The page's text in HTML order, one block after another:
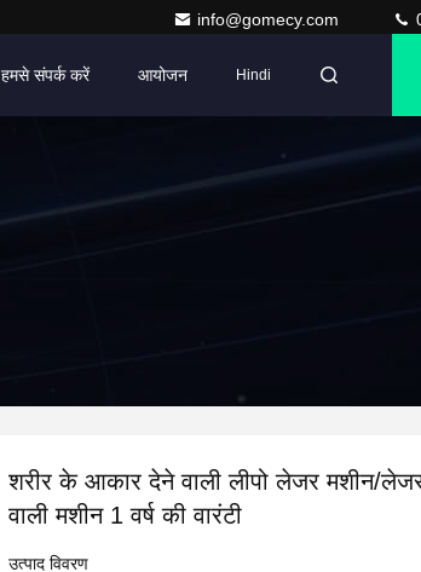
info@gomecy.com
हमसे संपर्क करें आयोजन Hindi
शरीर के आकार देने वाली लीपो लेजर मशीन/
वाली मशीन 1 वर्ष की वारंटी
उत्पाद विवरण